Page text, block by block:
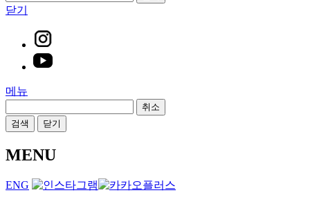
닫기
메뉴
취소
검색
닫기
MENU
ENG